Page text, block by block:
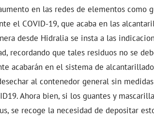
en las redes de elementos como
el COVID-19, que acaba en las
desde Hidralia se insta a las
recordando que tales residuos no se
acabarán en el sistema de
al contenedor general sin
Ahora bien, si los guantes y
se recoge la necesidad de depositar